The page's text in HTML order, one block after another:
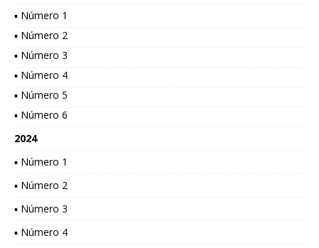
▪ Número 1
▪ Número 2
▪ Número 3
▪ Número 4
▪ Número 5
▪ Número 6
2024
▪ Número 1
▪ Número 2
▪ Número 3
▪ Número 4